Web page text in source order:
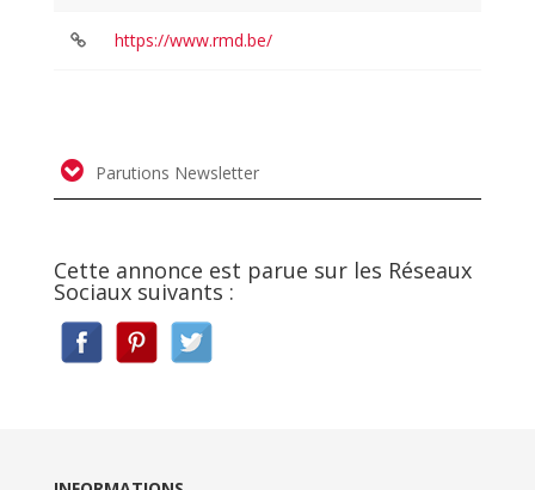
https://www.rmd.be/
Parutions Newsletter
Cette annonce est parue sur les Réseaux
Sociaux suivants :